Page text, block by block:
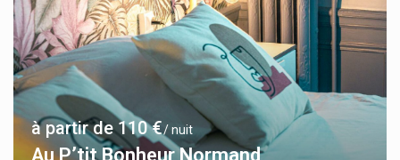
à partir de 110 €/ nuit
Au P’tit Bonheur Normand